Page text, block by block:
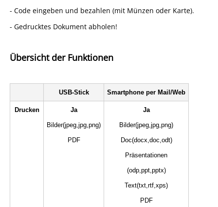
- Code eingeben und bezahlen (mit Münzen oder Karte).
- Gedrucktes Dokument abholen!
Übersicht der Funktionen
USB-Stick Smartphone per Mail/Web
Drucken Ja
Bilder(jpeg,jpg,png)
PDF
Ja
Bilder(jpeg,jpg,png)
Doc(docx,doc,odt)
Präsentationen
(odp,ppt,pptx)
Text(txt,rtf,xps)
PDF